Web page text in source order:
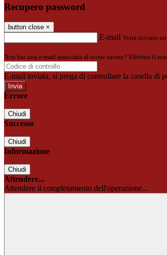
Recupero password
button close ×
E-mail Verrà inviato
Non hai una e-mail associata al nome utente? Effettua il
E-mail inviata, si prega di controllare la casella di
Errore
Chiudi
Successo
Chiudi
Informazione
Chiudi
Attendere...
Attendere il completamento dell'operazione...